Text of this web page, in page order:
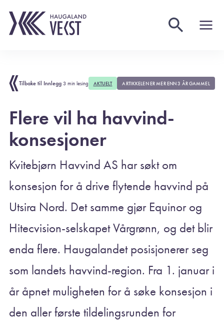
Tilbake til Innlegg 3 min lesing AKTUELT ARTIKKELEN ER MER ENN 3 ÅR GAMMEL
Flere vil ha havvind-
konsesjoner
Kvitebjørn Havvind AS har søkt om
konsesjon for å drive flytende havvind på
Utsira Nord. Det samme gjør Equinor og
Hitecvision-selskapet Vårgrønn, og det blir
enda flere. Haugalandet posisjonerer seg
som landets havvind-region. Fra 1. januar i
år åpnet muligheten for å søke konsesjon i
den aller første tildelingsrunden for